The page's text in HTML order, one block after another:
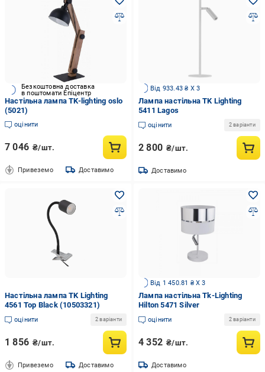
Безкоштовна доставка
в поштомати Епіцентр
Настільна лампа TK-lighting oslo
(5021)
оцінити
7 046 ₴/шт.
Привеземо Доставимо
Від 933.43 ₴ X 3
Лампа настільна TK Lighting
5411 Lagos
оцінити 2 варіанти
2 800 ₴/шт.
Доставимо
Настільна лампа TK Lighting
4561 Top Black (10503321)
оцінити 2 варіанти
1 856 ₴/шт.
Привеземо Доставимо
Від 1 450.81 ₴ X 3
Лампа настільна Tk-Lighting
Hilton 5471 Silver
оцінити 2 варіанти
4 352 ₴/шт.
Доставимо